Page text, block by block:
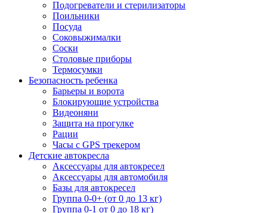
Подогреватели и стерилизаторы
Поильники
Посуда
Соковыжималки
Соски
Столовые приборы
Термосумки
Безопасность ребенка
Барьеры и ворота
Блокирующие устройства
Видеоняни
Защита на прогулке
Рации
Часы с GPS трекером
Детские автокресла
Аксессуары для автокресел
Аксессуары для автомобиля
Базы для автокресел
Группа 0-0+ (от 0 до 13 кг)
Группа 0-1 от 0 до 18 кг)